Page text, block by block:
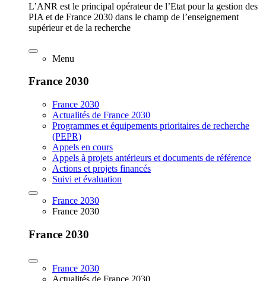
L’ANR est le principal opérateur de l’Etat pour la gestion des
PIA et de France 2030 dans le champ de l’enseignement
supérieur et de la recherche
Menu
France 2030
France 2030
Actualités de France 2030
Programmes et équipements prioritaires de recherche
(PEPR)
Appels en cours
Appels à projets antérieurs et documents de référence
Actions et projets financés
Suivi et évaluation
France 2030
France 2030
France 2030
France 2030
Actualités de France 2030